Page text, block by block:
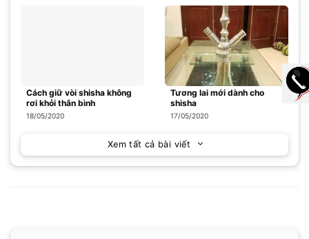
Cách giữ vòi shisha không
rơi khỏi thân bình
18/05/2020
Tương lai mới dành cho
shisha
17/05/2020
Xem tất cả bài viết